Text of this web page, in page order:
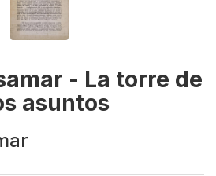
- La torre de
asuntos